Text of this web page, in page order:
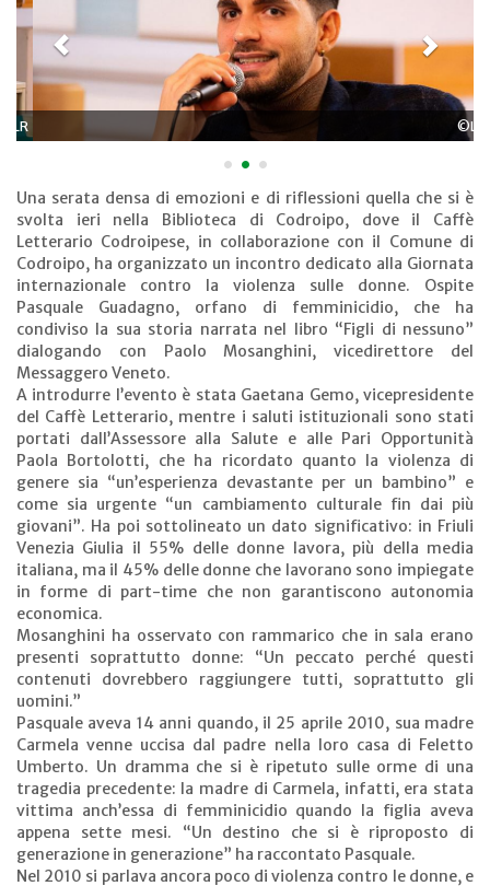
©LR
• • •
Una serata densa di emozioni e di riflessioni quella che si è
svolta ieri nella Biblioteca di Codroipo, dove il Caffè
Letterario Codroipese, in collaborazione con il Comune di
Codroipo, ha organizzato un incontro dedicato alla Giornata
internazionale contro la violenza sulle donne. Ospite
Pasquale Guadagno, orfano di femminicidio, che ha
condiviso la sua storia narrata nel libro “Figli di nessuno”
dialogando con Paolo Mosanghini, vicedirettore del
Messaggero Veneto.
A introdurre l’evento è stata Gaetana Gemo, vicepresidente
del Caffè Letterario, mentre i saluti istituzionali sono stati
portati dall’Assessore alla Salute e alle Pari Opportunità
Paola Bortolotti, che ha ricordato quanto la violenza di
genere sia “un’esperienza devastante per un bambino” e
come sia urgente “un cambiamento culturale fin dai più
giovani”. Ha poi sottolineato un dato significativo: in Friuli
Venezia Giulia il 55% delle donne lavora, più della media
italiana, ma il 45% delle donne che lavorano sono impiegate
in forme di part-time che non garantiscono autonomia
economica.
Mosanghini ha osservato con rammarico che in sala erano
presenti soprattutto donne: “Un peccato perché questi
contenuti dovrebbero raggiungere tutti, soprattutto gli
uomini.”
Pasquale aveva 14 anni quando, il 25 aprile 2010, sua madre
Carmela venne uccisa dal padre nella loro casa di Feletto
Umberto. Un dramma che si è ripetuto sulle orme di una
tragedia precedente: la madre di Carmela, infatti, era stata
vittima anch’essa di femminicidio quando la figlia aveva
appena sette mesi. “Un destino che si è riproposto di
generazione in generazione” ha raccontato Pasquale.
Nel 2010 si parlava ancora poco di violenza contro le donne, e